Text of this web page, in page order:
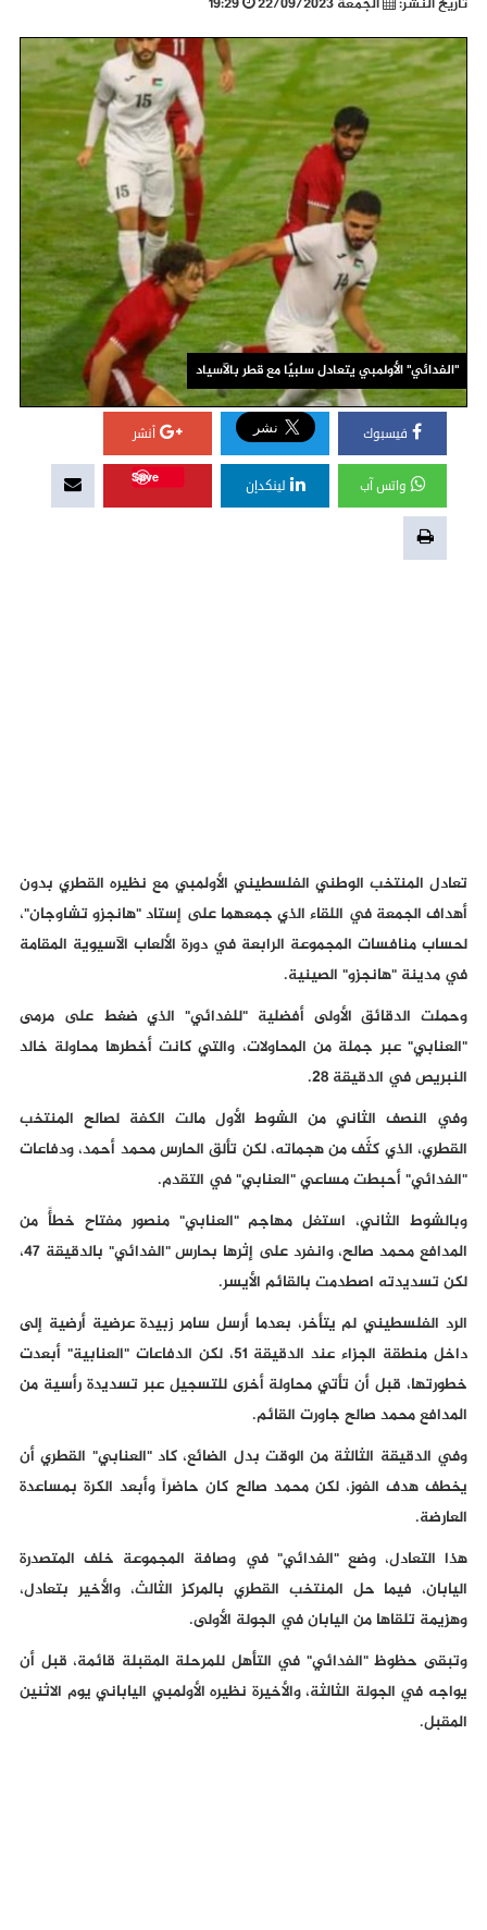
"الفدائي" الأولمبي يتعادل سلبيًا مع قطر بالآسياد
فيسبوك أنشر
واتس آب لينكدإن
Save
تعادل المنتخب الوطني الفلسطيني الأولمبي مع نظيره القطري بدون
أهداف الجمعة في اللقاء الذي جمعهما على إستاد "هانجزو تشاوجان"،
لحساب منافسات المجموعة الرابعة في دورة الألعاب الآسيوية المقامة
في مدينة "هانجزو" الصينية.
وحملت الدقائق الأولى أفضلية "للفدائي" الذي ضغط على مرمى
"العنابي" عبر جملة من المحاولات، والتي كانت أخطرها محاولة خالد
النبريص في الدقيقة 28.
وفي النصف الثاني من الشوط الأول مالت الكفة لصالح المنتخب
القطري، الذي كثّف من هجماته، لكن تألق الحارس محمد أحمد، ودفاعات
"الفدائي" أحبطت مساعي "العنابي" في التقدم.
وبالشوط الثاني، استغل مهاجم "العنابي" منصور مفتاح خطأً من
المدافع محمد صالح، وانفرد على إثرها بحارس "الفدائي" بالدقيقة 47،
لكن تسديدته اصطدمت بالقائم الأيسر.
الرد الفلسطيني لم يتأخر، بعدما أرسل سامر زبيدة عرضية أرضية إلى
داخل منطقة الجزاء عند الدقيقة 51، لكن الدفاعات "العنابية" أبعدت
خطورتها، قبل أن تأتي محاولة أخرى للتسجيل عبر تسديدة رأسية من
المدافع محمد صالح جاورت القائم.
وفي الدقيقة الثالثة من الوقت بدل الضائع، كاد "العنابي" القطري أن
يخطف هدف الفوز، لكن محمد صالح كان حاضراً وأبعد الكرة بمساعدة
العارضة.
هذا التعادل، وضع "الفدائي" في وصافة المجموعة خلف المتصدرة
اليابان، فيما حل المنتخب القطري بالمركز الثالث، والأخير بتعادل،
وهزيمة تلقاها من اليابان في الجولة الأولى.
وتبقى حظوظ "الفدائي" في التأهل للمرحلة المقبلة قائمة، قبل أن
يواجه في الجولة الثالثة، والأخيرة نظيره الأولمبي الياباني يوم الاثنين
المقبل.